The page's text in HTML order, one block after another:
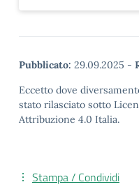
Pubblicato: 29.09.2025 -
Eccetto dove
stato rilasciato sotto
Attribuzione 4.0 Italia.
Stampa / Condividi